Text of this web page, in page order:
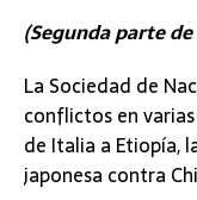
(Segunda parte
La Sociedad de
conflictos en
de Italia a Etiopía,
japonesa contra